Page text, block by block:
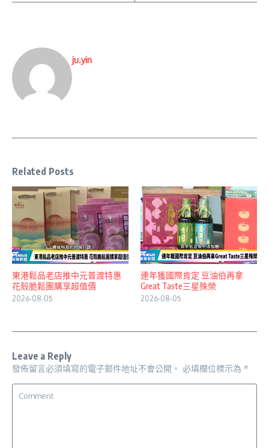
ju.yin
Related Posts
東港鬆品老店推中元普渡特惠
花殼脆鬆團購享超值價
2026-08-05
連年獲國際肯定 豆油伯再拿
Great Taste三星殊榮
2026-08-05
Leave a Reply
發佈留言必須填寫的電子郵件地址不會公開。 必填欄位標示為 *